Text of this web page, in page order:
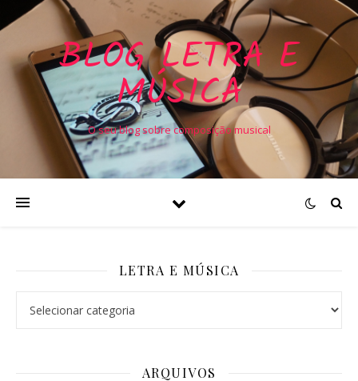
BLOG LETRA E
MÚSICA
O seu blog sobre composição musical
LETRA E MÚSICA
ARQUIVOS